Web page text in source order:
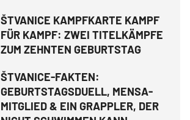
ŠTVANICE KAMPFKARTE KAMPF
FÜR KAMPF: ZWEI TITELKÄMPFE
ZUM ZEHNTEN GEBURTSTAG
ŠTVANICE-FAKTEN:
GEBURTSTAGSDUELL, MENSA-
MITGLIED & EIN GRAPPLER, DER